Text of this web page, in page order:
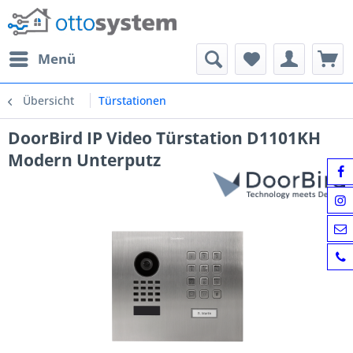
Menü
Übersicht Türstationen
DoorBird IP Video Türstation D1101KH
Modern Unterputz